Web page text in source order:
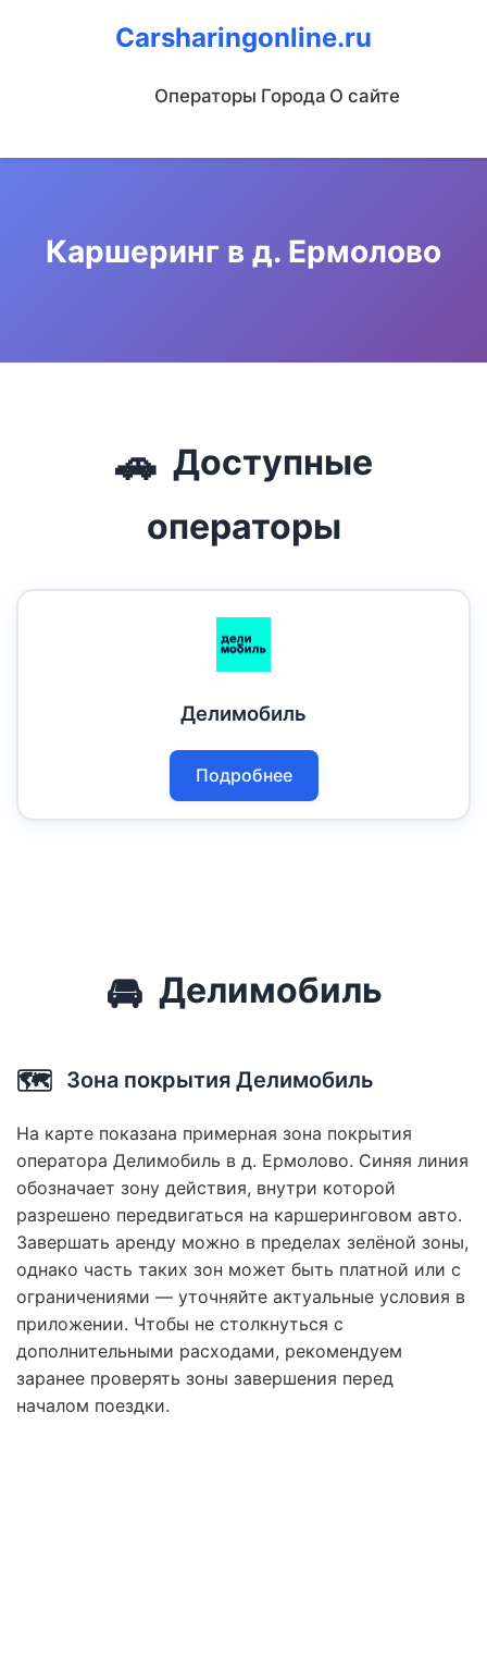
Carsharingonline.ru
Операторы Города О сайте
Каршеринг в д. Ермолово
🚗 Доступные
операторы
Делимобиль
Подробнее
🚘 Делимобиль
🗺️ Зона покрытия Делимобиль
На карте показана примерная зона покрытия
оператора Делимобиль в д. Ермолово. Синяя линия
обозначает зону действия, внутри которой
разрешено передвигаться на каршеринговом авто.
Завершать аренду можно в пределах зелёной зоны,
однако часть таких зон может быть платной или с
ограничениями — уточняйте актуальные условия в
приложении. Чтобы не столкнуться с
дополнительными расходами, рекомендуем
заранее проверять зоны завершения перед
началом поездки.